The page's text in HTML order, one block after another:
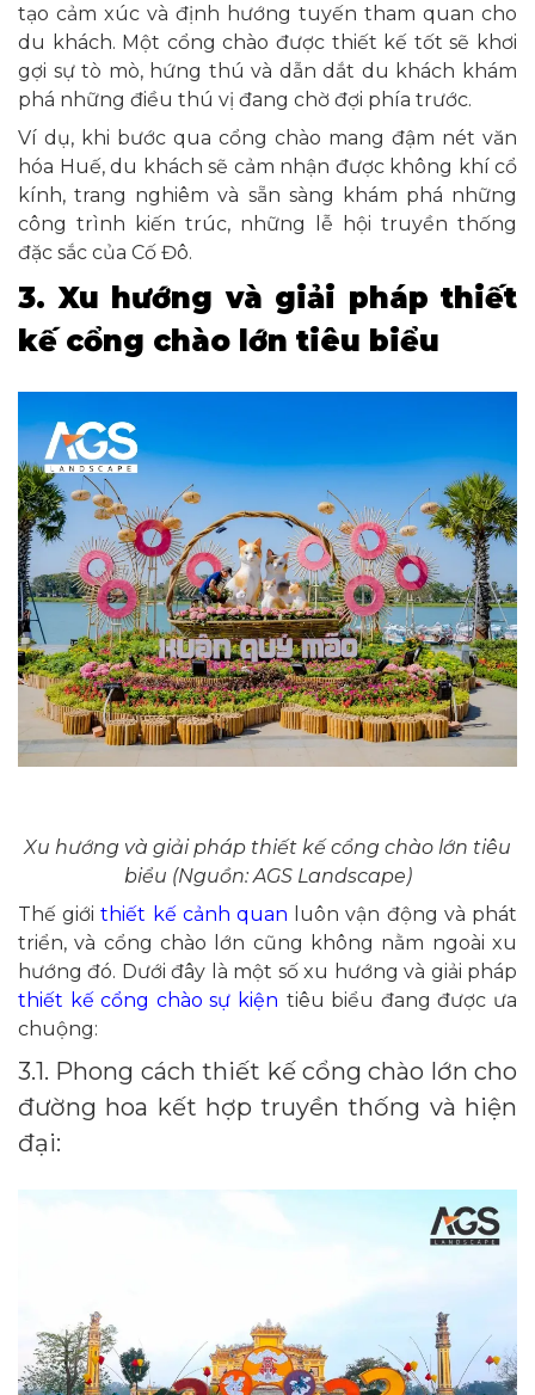
tạo cảm xúc và định hướng tuyến tham quan cho
du khách. Một cổng chào được thiết kế tốt sẽ khơi
gợi sự tò mò, hứng thú và dẫn dắt du khách khám
phá những điều thú vị đang chờ đợi phía trước.
Ví dụ, khi bước qua cổng chào mang đậm nét văn
hóa Huế, du khách sẽ cảm nhận được không khí cổ
kính, trang nghiêm và sẵn sàng khám phá những
công trình kiến trúc, những lễ hội truyền thống
đặc sắc của Cố Đô.
3. Xu hướng và giải pháp thiết
kế cổng chào lớn tiêu biểu
Xu hướng và giải pháp thiết kế cổng chào lớn tiêu
biểu (Nguồn: AGS Landscape)
Thế giớithiết kế cảnh quan luôn vận động và phát
triển, và cổng chào lớn cũng không nằm ngoài xu
hướng đó. Dưới đây là một số xu hướng và giải pháp
thiết kế cổng chào sự kiện tiêu biểu đang được ưa
chuộng:
3.1. Phong cách thiết kế cổng chào lớn cho
đường hoa kết hợp truyền thống và hiện
đại: